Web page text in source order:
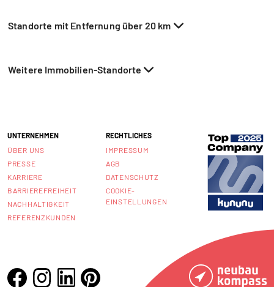
Standorte mit Entfernung über 20 km
Weitere Immobilien-Standorte
UNTERNEHMEN
ÜBER UNS
PRESSE
KARRIERE
BARRIEREFREIHEIT
NACHHALTIGKEIT
REFERENZKUNDEN
RECHTLICHES
IMPRESSUM
AGB
DATENSCHUTZ
COOKIE-
EINSTELLUNGEN